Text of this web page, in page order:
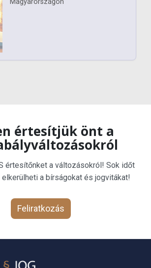
Magyarországon
értesítjük önt a
értesítőnket a változásokról! Sok időt
elkerülheti a bírságokat és jogvitákat!
Feliratkozás